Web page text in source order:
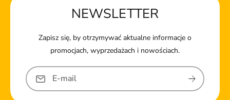
NEWSLETTER
Zapisz się, by otrzymywać aktualne informacje o
promocjach, wyprzedażach i nowościach.
E-mail